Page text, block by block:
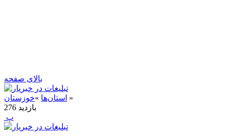
بالای صفحه
استان‌ها »خوزستان
»
276 بازدید
‍ پ